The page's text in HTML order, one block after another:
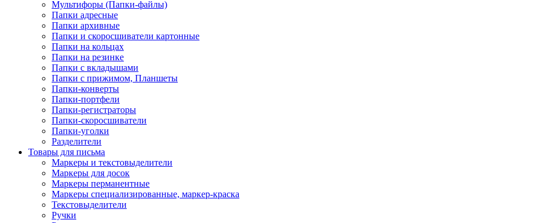
Мультифоры (Папки-файлы)
Папки адресные
Папки архивные
Папки и скоросшиватели картонные
Папки на кольцах
Папки на резинке
Папки с вкладышами
Папки с прижимом, Планшеты
Папки-конверты
Папки-портфели
Папки-регистраторы
Папки-скоросшиватели
Папки-уголки
Разделители
Товары для письма
Маркеры и текстовыделители
Маркеры для досок
Маркеры перманентные
Маркеры специализированные, маркер-краска
Текстовыделители
Ручки